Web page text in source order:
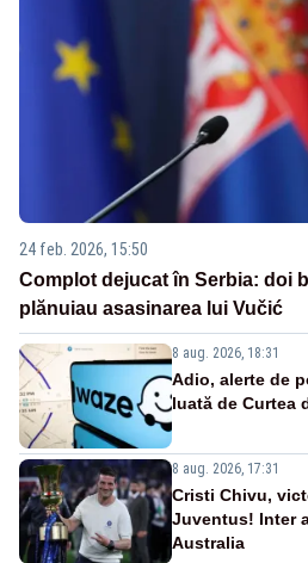
24 feb. 2026, 15:50
Complot dejucat în Serbia: doi
plănuiau asasinarea lui Vučić
8 aug. 2026, 18:31
Adio, alerte de
luată de Curtea
8 aug. 2026, 17:31
Cristi Chivu,
Juventus! Inter
Australia